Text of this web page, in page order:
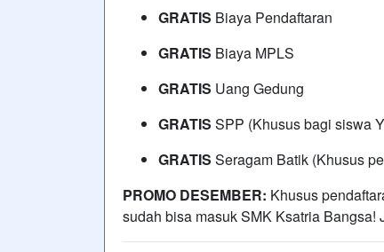
GRATIS Biaya Pendaftaran
GRATIS Biaya MPLS
GRATIS Uang Gedung
GRATIS SPP (Khusus bagi siswa
GRATIS Seragam Batik (Khusus
PROMO DESEMBER: Khusus
sudah bisa masuk SMK Ksatria